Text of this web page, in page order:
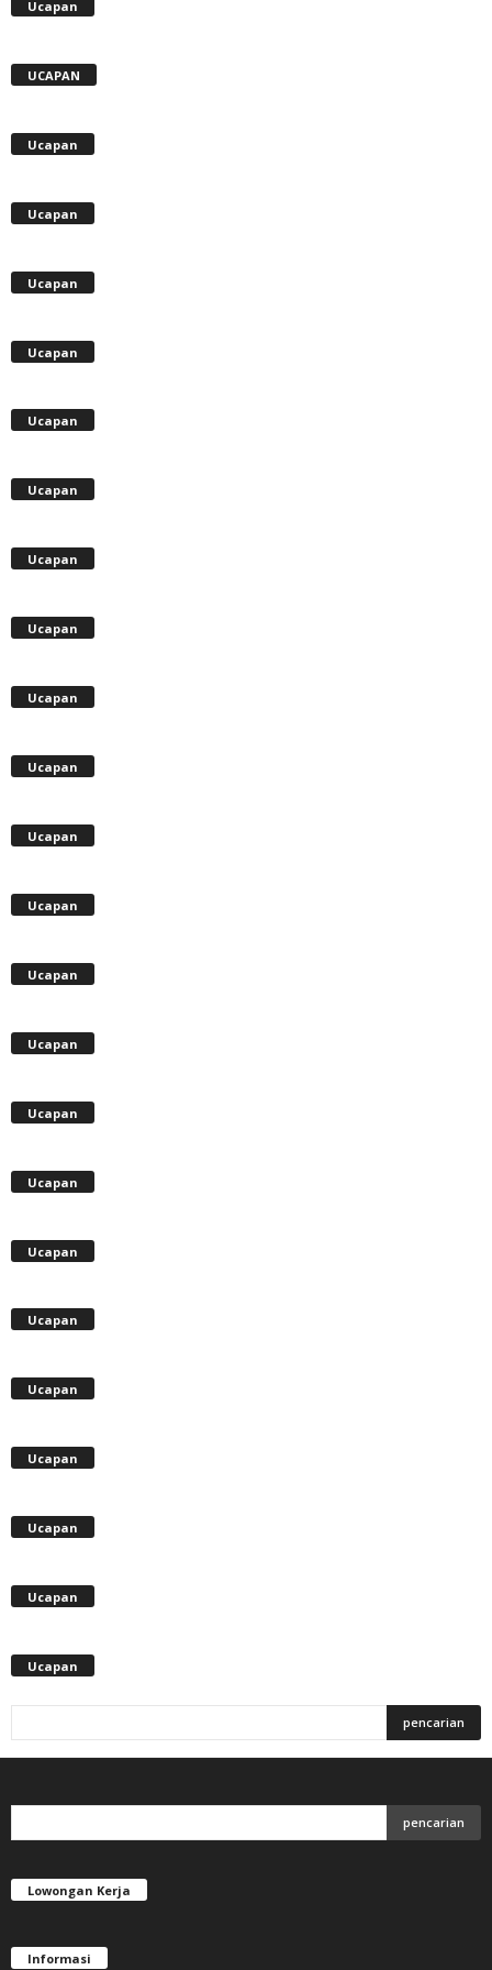
Ucapan
UCAPAN
Ucapan
Ucapan
Ucapan
Ucapan
Ucapan
Ucapan
Ucapan
Ucapan
Ucapan
Ucapan
Ucapan
Ucapan
Ucapan
Ucapan
Ucapan
Ucapan
Ucapan
Ucapan
Ucapan
Ucapan
Ucapan
Ucapan
Ucapan
Lowongan Kerja
Informasi